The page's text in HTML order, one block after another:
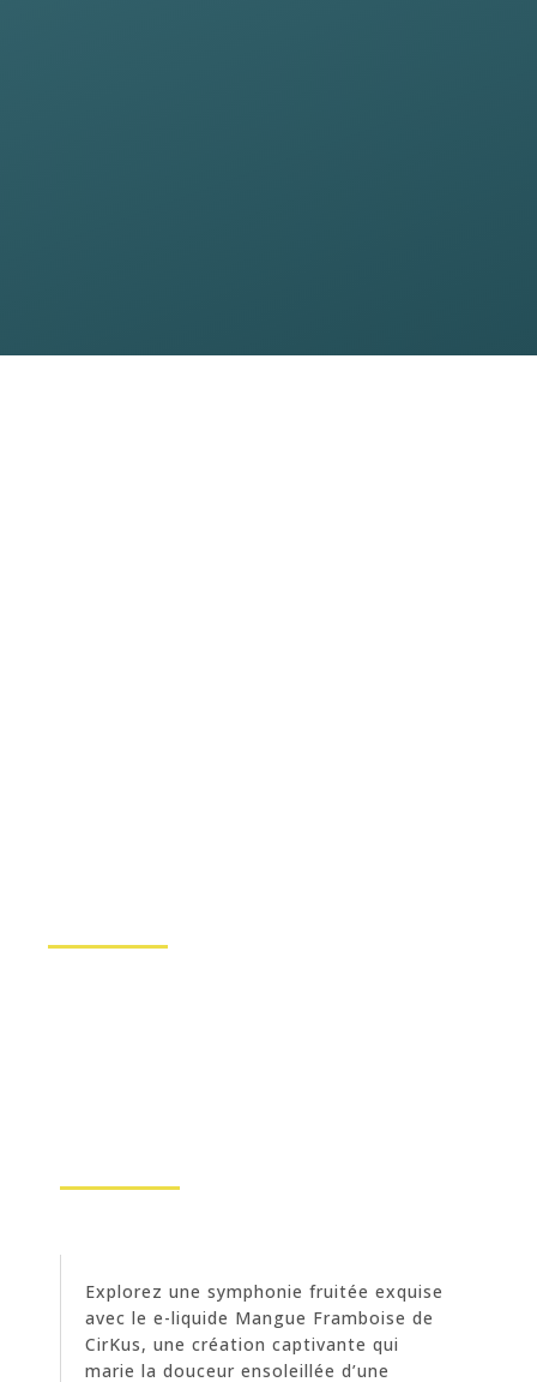
Explorez une symphonie fruitée exquise
avec le e-liquide Mangue Framboise de
CirKus, une création captivante qui
marie la douceur ensoleillée d’une